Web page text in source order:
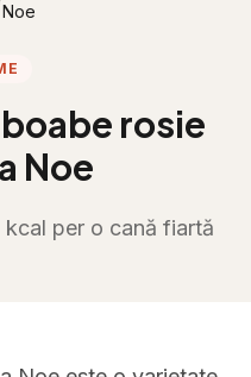
Noe
rosie
Noe
kcal per o cană fiartă